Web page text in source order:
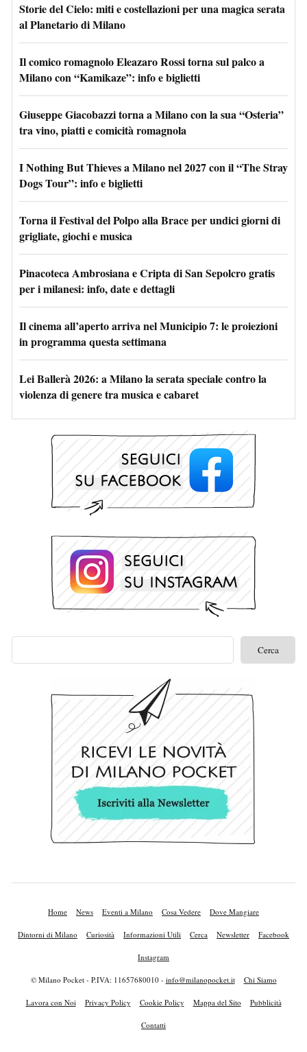
Storie del Cielo: miti e costellazioni per una magica serata
al Planetario di Milano
Il comico romagnolo Eleazaro Rossi torna sul palco a
Milano con “Kamikaze”: info e biglietti
Giuseppe Giacobazzi torna a Milano con la sua “Osteria”
tra vino, piatti e comicità romagnola
I Nothing But Thieves a Milano nel 2027 con il “The Stray
Dogs Tour”: info e biglietti
Torna il Festival del Polpo alla Brace per undici giorni di
grigliate, giochi e musica
Pinacoteca Ambrosiana e Cripta di San Sepolcro gratis
per i milanesi: info, date e dettagli
Il cinema all’aperto arriva nel Municipio 7: le proiezioni
in programma questa settimana
Lei Ballerà 2026: a Milano la serata speciale contro la
violenza di genere tra musica e cabaret
Home News Eventi a Milano Cosa Vedere Dove Mangiare
Dintorni di Milano Curiosità Informazioni Utili Cerca Newsletter Facebook
Instagram
© Milano Pocket - P.IVA: 11657680010 - info@milanopocket.it Chi Siamo
Lavora con Noi Privacy Policy Cookie Policy Mappa del Sito Pubblicità
Contatti